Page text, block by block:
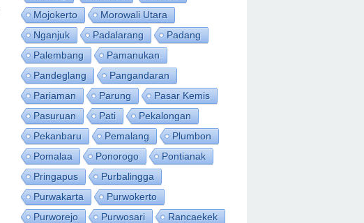
Mojokerto
Morowali Utara
Nganjuk
Padalarang
Padang
Palembang
Pamanukan
Pandeglang
Pangandaran
Pariaman
Parung
Pasar Kemis
Pasuruan
Pati
Pekalongan
Pekanbaru
Pemalang
Plumbon
Pomalaa
Ponorogo
Pontianak
Pringapus
Purbalingga
Purwakarta
Purwokerto
Purworejo
Purwosari
Rancaekek